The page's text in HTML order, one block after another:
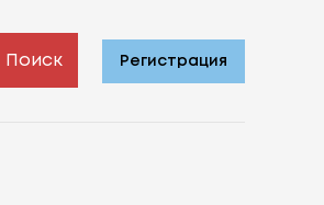
Поиск Регистрация